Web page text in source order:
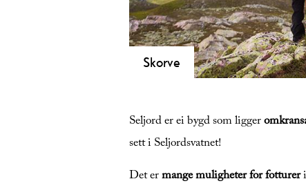
Skorve
Seljord er ei bygd som ligger
sett i Seljordsvatnet!
Det ermange muligheter for fottureri